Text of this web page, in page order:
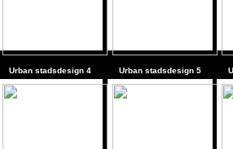
Urban stadsdesign 4 Urban stadsdesign 5